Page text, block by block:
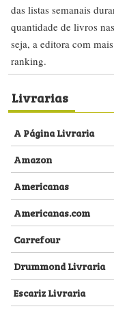
das listas semanais
quantidade de livros
seja, a editora com
ranking.
Livrarias
A Página Livraria
Amazon
Americanas
Americanas.com
Carrefour
Drummond Livraria
Escariz Livraria